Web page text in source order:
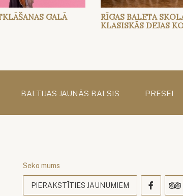
GALĀ
RĪGAS BALETA
KLASISKĀS DEJAS
BALTIJAS JAUNĀS BALSIS PRESEI
Seko mums
PIERAKSTĪTIES JAUNUMIEM